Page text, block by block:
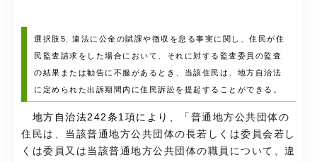
選択肢5. 違法に公金の賦課や徴収を怠る事実に関し、住民が住
民監査請求をした場合において、それに対する監査委員の監査
の結果または勧告に不服があるとき、当該住民は、地方自治法
に定められた出訴期間内に住民訴訟を提起することができる。
地方自治法242条1項により、「 普通地方公共団体の
住民は、当該普通地方公共団体の長若しくは委員会若し
くは委員又は当該普通地方公共団体の職員について、違